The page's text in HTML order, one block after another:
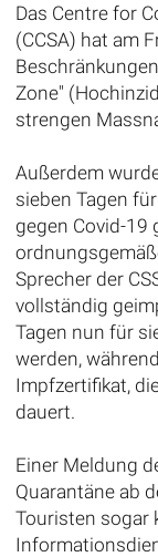
Das Centre for
(CCSA) hat am
Zone"
strengen
Außerdem
sieben Tagen
gegen Covid-19
Sprecher der
vollständig
Tagen nun für
werden,
Impfzertifikat,
dauert.
Einer Meldung
Quarantäne ab
Touristen sogar